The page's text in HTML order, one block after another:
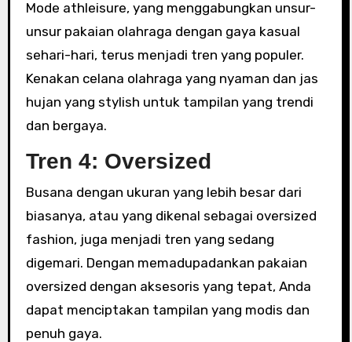
Mode athleisure, yang menggabungkan unsur-
unsur pakaian olahraga dengan gaya kasual
sehari-hari, terus menjadi tren yang populer.
Kenakan celana olahraga yang nyaman dan jas
hujan yang stylish untuk tampilan yang trendi
dan bergaya.
Tren 4: Oversized
Busana dengan ukuran yang lebih besar dari
biasanya, atau yang dikenal sebagai oversized
fashion, juga menjadi tren yang sedang
digemari. Dengan memadupadankan pakaian
oversized dengan aksesoris yang tepat, Anda
dapat menciptakan tampilan yang modis dan
penuh gaya.